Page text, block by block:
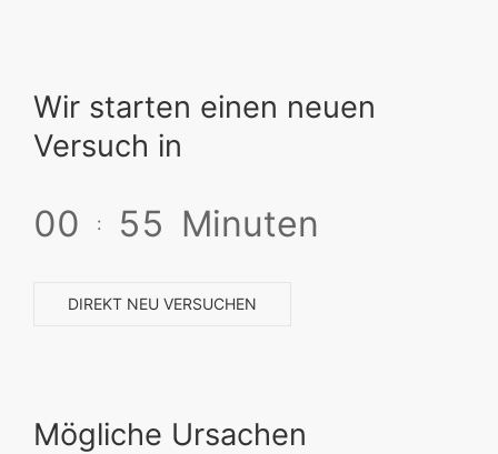
Wir starten einen neuen
Versuch in
00 : 55 Minuten
DIREKT NEU VERSUCHEN
Mögliche Ursachen